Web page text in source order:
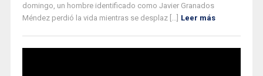
domingo, un hombre identificado como Javier Granados
Méndez perdió la vida mientras se desplaz [...] Leer más